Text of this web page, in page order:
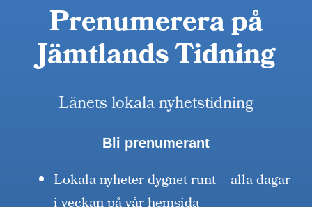
Prenumerera på
Jämtlands Tidning
Länets lokala nyhetstidning
Bli prenumerant
Lokala nyheter dygnet runt – alla dagar